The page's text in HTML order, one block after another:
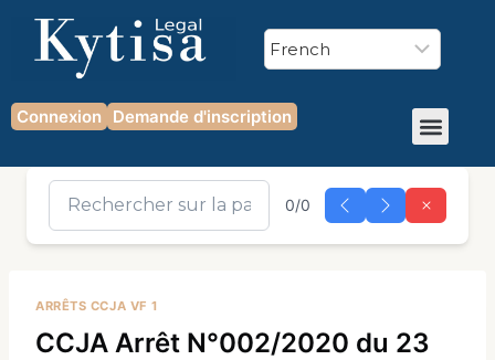
Connexion Demande d'inscription
0/0
ARRÊTS CCJA VF 1
CCJA Arrêt N°002/2020 du 23